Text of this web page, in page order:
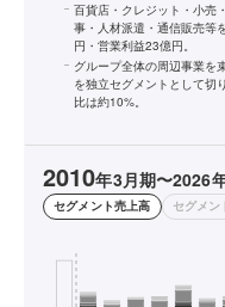
百貨店・クレジット・小売
事・人材派遣・通信販売等
円・営業利益23億円。
グループ全体の周辺事業を
を独立セグメントとして切
比は約10%。
2010年3月期〜2026
セグメント売上高 セグメン